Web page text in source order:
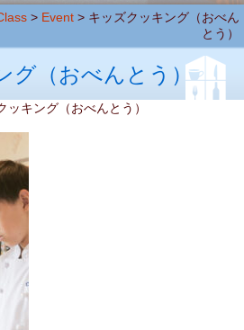
> Event > キッズクッキング（おべん
とう）
グ（おべんとう）
キング（おべんとう）